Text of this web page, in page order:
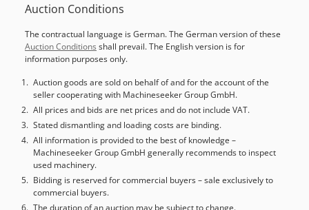
Auction Conditions
The contractual language is German. The German version of these
Auction Conditions shall prevail. The English version is for
information purposes only.
Auction goods are sold on behalf of and for the account of the
seller cooperating with Machineseeker Group GmbH.
All prices and bids are net prices and do not include VAT.
Stated dismantling and loading costs are binding.
All information is provided to the best of knowledge –
Machineseeker Group GmbH generally recommends to inspect
used machinery.
Bidding is reserved for commercial buyers – sale exclusively to
commercial buyers.
The duration of an auction may be subject to change.